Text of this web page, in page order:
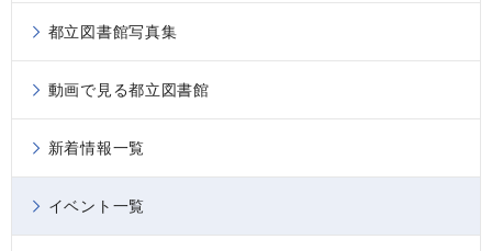
都立図書館写真集
動画で見る都立図書館
新着情報一覧
イベント一覧